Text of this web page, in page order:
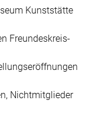
Kunststätte
Freundeskreis-
Nichtmitglieder